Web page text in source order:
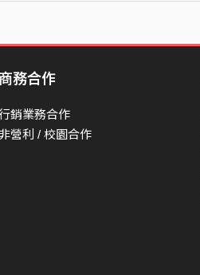
商務合作
銷業務合作
營利 / 校園合作